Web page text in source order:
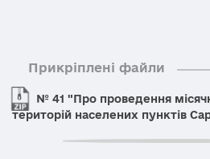
Прикріплені файли
№ 41 "Про проведення
територій населених пунктів